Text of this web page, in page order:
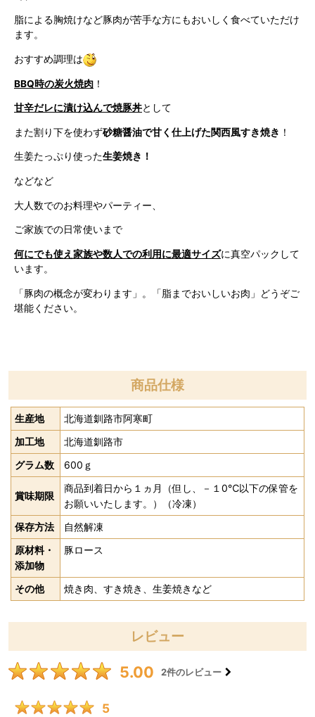
脂による胸焼けなど豚肉が苦手な方にもおいしく食べていただけ
ます。
おすすめ調理は
BBQ時の炭火焼肉 ！
甘辛だレに漬け込んで焼豚丼として
また割り下を使わず砂糖醤油で甘く仕上げた関西風すき焼き ！
生姜たっぷり使った生姜焼き！
などなど
大人数でのお料理やパーティー、
ご家族での日常使いまで
何にでも使え家族や数人での利用に最適サイズに真空パックして
います。
「豚肉の概念が変わります」。「脂までおいしいお肉」どうぞご
堪能ください。
商品仕様
生産地
北海道釧路市阿寒町
加工地
北海道釧路市
グラム数
600ｇ
賞味期限
商品到着日から１ヵ月（但し、－１0℃以下の保管を
お願いいたします。）（冷凍）
保存方法
自然解凍
原材料・
添加物
豚ロース
その他 焼き肉、すき焼き、生姜焼きなど
レビュー
5.00 2件のレビュー
5